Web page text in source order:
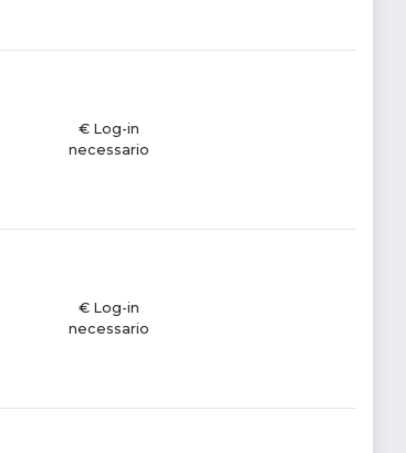
€ Log-in
necessario
€ Log-in
necessario